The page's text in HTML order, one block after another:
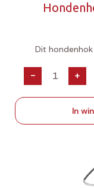
Dit
- +
In